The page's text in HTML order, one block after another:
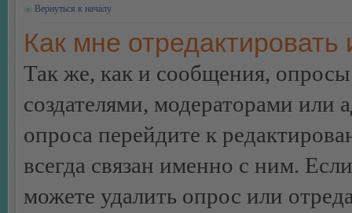
Вернуться к началу
Как мне
Так же, как и сообщения, опросы
создателями, модераторами или
опроса перейдите к
всегда связан именно с ним.
можете удалить опрос или